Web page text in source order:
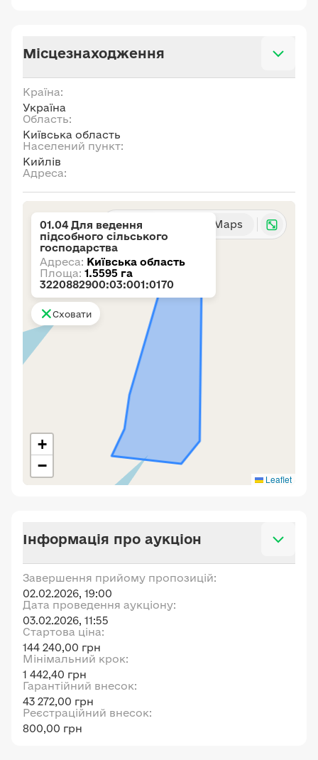
Місцезнаходження
Країна:
Україна
Область:
Київська область
Населений пункт:
Кийлів
Адреса:
Карта Google Maps
+
−
Leaflet
01.04 Для ведення
підсобного сільського
господарства
Адреса: Київська область
Площа: 1.5595 га
3220882900:03:001:0170
Сховати
Інформація про аукціон
Завершення прийому пропозицій:
02.02.2026, 19:00
Дата проведення аукціону:
03.02.2026, 11:55
Стартова ціна:
144 240,00 грн
Мінімальний крок:
1 442,40 грн
Гарантійний внесок:
43 272,00 грн
Реєстраційний внесок:
800,00 грн